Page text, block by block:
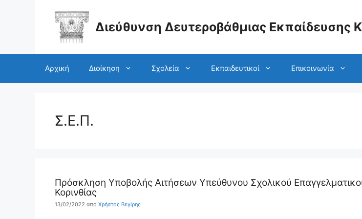
Διεύθυνση Δευτεροβάθμιας Εκπαίδευσης
Αρχική Διοίκηση Σχολεία Εκπαιδευτικοί Επικοινωνία
Σ.Ε.Π.
Πρόσκληση Υποβολής Αιτήσεων Υπεύθυνου Σχολικού
Κορινθίας
13/02/2022 από Χρήστος Βεγίρης